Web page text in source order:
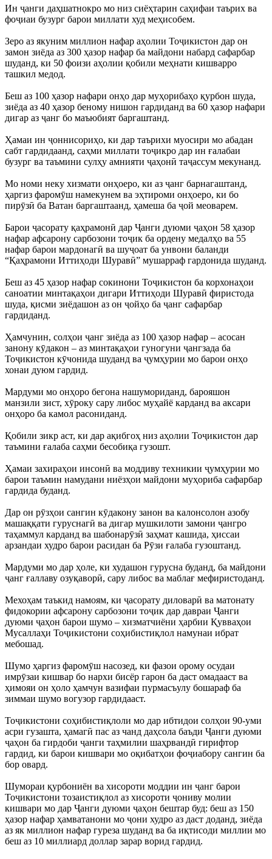
Ин ҷанги даҳшатнокро мо низ сиёҳтарин саҳифаи таърих ва
фоҷиаи бузург барои миллати худ меҳисобем.
Зеро аз якуним миллион нафар аҳолии Тоҷикистон дар он
замон зиёда аз 300 ҳазор нафар ба майдони набард сафарбар
шуданд, ки 50 фоизи аҳолии қобили меҳнати кишварро
ташкил медод.
Беш аз 100 ҳазор нафари онҳо дар муҳорибаҳо қурбон шуда,
зиёда аз 40 ҳазор беному нишон гардиданд ва 60 ҳазор нафари
дигар аз ҷанг бо маъюбият баргаштанд.
Ҳамаи ин ҷоннисориҳо, ки дар таърихи муосири мо абадан
сабт гардидаанд, саҳми миллати тоҷикро дар ин ғалабаи
бузург ва таъмини сулҳу амнияти ҷаҳонӣ таҷассум мекунанд.
Мо номи неку хизмати онҳоеро, ки аз ҷанг барнагаштанд,
ҳаргиз фаромӯш намекунем ва эҳтироми онҳоеро, ки бо
пирӯзӣ ба Ватан баргаштаанд, ҳамеша ба ҷой меоварем.
Барои ҷасорату қаҳрамонӣ дар Ҷанги дуюми ҷаҳон 58 ҳазор
нафар афсарону сарбозони тоҷик ба ордену медалҳо ва 55
нафар барои мардонагӣ ва шуҷоат ба унвони баланди
“Қаҳрамони Иттиҳоди Шуравӣ” мушарраф гардонида шуданд.
Беш аз 45 ҳазор нафар сокинони Тоҷикистон ба корхонаҳои
саноатии минтақаҳои дигари Иттиҳоди Шуравӣ фиристода
шуда, қисми зиёдашон аз он ҷойҳо ба ҷанг сафарбар
гардиданд.
Ҳамчунин, солҳои ҷанг зиёда аз 100 ҳазор нафар – асосан
занону кӯдакон – аз минтақаҳои гуногуни ҷангзада ба
Тоҷикистон кӯчонида шуданд ва ҷумҳурии мо барои онҳо
хонаи дуюм гардид.
Мардуми мо онҳоро бегона нашумориданд, барояшон
манзили зист, хӯроку сару либос муҳайё карданд ва аксари
онҳоро ба камол расониданд.
Қобили зикр аст, ки дар ақибгоҳ низ аҳолии Тоҷикистон дар
таъмини ғалаба саҳми бесобиқа гузошт.
Ҳамаи захираҳои инсонӣ ва моддиву техникии ҷумҳурии мо
барои таъмин намудани ниёзҳои майдони муҳориба сафарбар
гардида буданд.
Дар он рӯзҳои сангин кӯдакону занон ва калонсолон азобу
машаққати гуруснагӣ ва дигар мушкилоти замони ҷангро
таҳаммул карданд ва шабонарӯзӣ заҳмат кашида, ҳиссаи
арзандаи худро барои расидан ба Рӯзи ғалаба гузоштанд.
Мардуми мо дар ҳоле, ки худашон гурусна буданд, ба майдони
ҷанг ғаллаву озуқаворӣ, сару либос ва маблағ мефиристоданд.
Мехоҳам таъкид намоям, ки ҷасорату диловарӣ ва матонату
фидокории афсарону сарбозони тоҷик дар давраи Ҷанги
дуюми ҷаҳон барои шумо – хизматчиёни ҳарбии Қувваҳои
Мусаллаҳи Тоҷикистони соҳибистиқлол намунаи ибрат
мебошад.
Шумо ҳаргиз фаромӯш насозед, ки фазои орому осудаи
имрӯзаи кишвар бо нархи бисёр гарон ба даст омадааст ва
ҳимояи он ҳоло ҳамчун вазифаи пурмасъулу бошараф ба
зиммаи шумо вогузор гардидааст.
Тоҷикистони соҳибистиқлоли мо дар ибтидои солҳои 90-уми
асри гузашта, ҳамагӣ пас аз чанд даҳсола баъди Ҷанги дуюми
ҷаҳон ба гирдоби ҷанги таҳмилии шаҳрвандӣ гирифтор
гардид, ки барои кишвари мо оқибатҳои фоҷиабору сангин ба
бор овард.
Шумораи қурбониён ва хисороти моддии ин ҷанг барои
Тоҷикистони тозаистиқлол аз хисороти ҷониву молии
кишвари мо дар Ҷанги дуюми ҷаҳон бештар буд: беш аз 150
ҳазор нафар ҳамватанони мо ҷони худро аз даст доданд, зиёда
аз як миллион нафар гуреза шуданд ва ба иқтисоди миллии мо
беш аз 10 миллиард доллар зарар ворид гардид.